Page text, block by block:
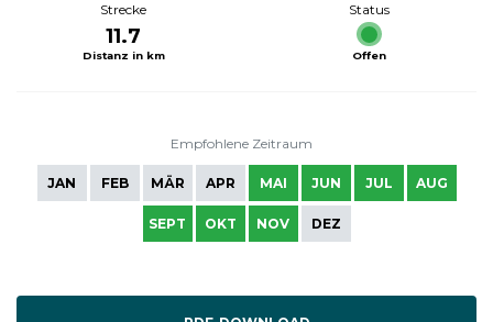
Strecke
11.7
Distanz in km
Status
Offen
Empfohlene Zeitraum
JAN FEB MÄR APR MAI JUN JUL AUG
SEPT OKT NOV DEZ